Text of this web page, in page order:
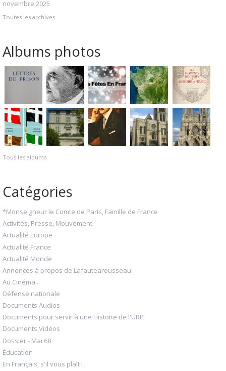
novembre 2025
Toutes les archives
Albums photos
Tous les albums
Catégories
*Monseigneur le Comte de Paris, Famille de France
Activités, Presse, Mouvement
Actualité Europe
Actualité France
Actualité Monde
Annonces à propos de Lafautearousseau
Au Cinéma...
Défense nationale
Documents Audios
Documents pour servir à une Histoire de l'URP
Documents Vidéos
Dossier - Mai 68
Éducation
En Français, s'il vous plaît !